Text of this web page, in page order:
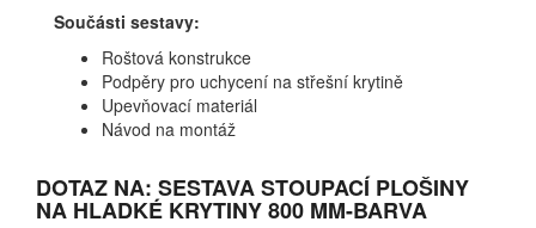
Součásti sestavy:
Roštová konstrukce
Podpěry pro uchycení na střešní krytině
Upevňovací materiál
Návod na montáž
DOTAZ NA: SESTAVA STOUPACÍ PLOŠINY
NA HLADKÉ KRYTINY 800 MM-BARVA